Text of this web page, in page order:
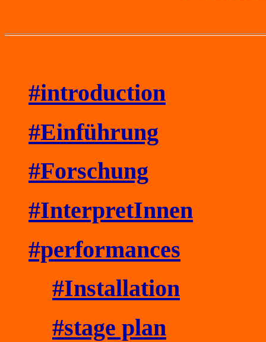
#introduction
#Einführung
#Forschung
#InterpretInnen
#performances
#Installation
#stage plan